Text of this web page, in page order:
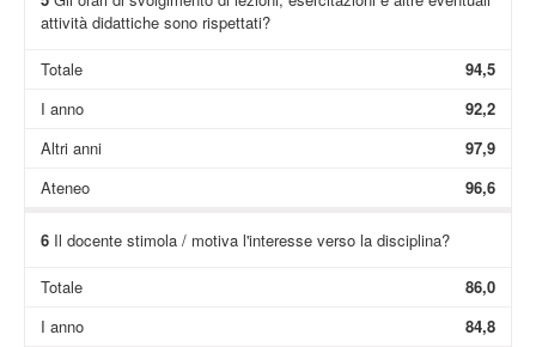
attività didattiche sono rispettati?
Totale
94,5
I anno
92,2
Altri anni
97,9
Ateneo
96,6
6Il docente stimola / motiva l'interesse verso la disciplina?
Totale
86,0
I anno
84,8